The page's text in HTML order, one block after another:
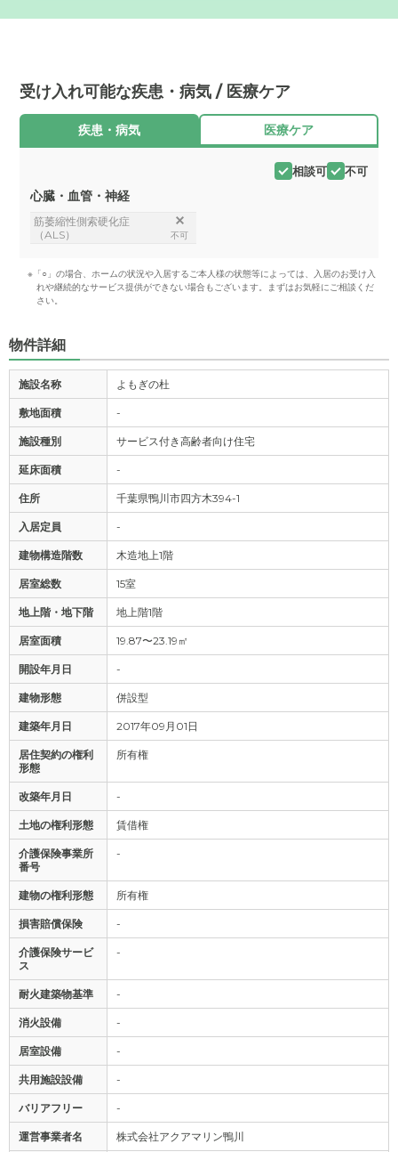
受け入れ可能な疾患・病気 / 医療ケア
疾患・病気 医療ケア
相談可 不可
心臓・血管・神経
筋萎縮性側索硬化症
（ALS）
不可
※「○」の場合、ホームの状況や入居するご本人様の状態等によっては、入居のお受け入
れや継続的なサービス提供ができない場合もございます。まずはお気軽にご相談くだ
さい。
物件詳細
施設名称 よもぎの杜
敷地面積 -
施設種別 サービス付き高齢者向け住宅
延床面積 -
住所 千葉県鴨川市四方木394-1
入居定員 -
建物構造階数 木造地上1階
居室総数 15室
地上階・地下階 地上階1階
居室面積 19.87〜23.19㎡
開設年月日 -
建物形態 併設型
建築年月日 2017年09月01日
居住契約の権利
形態
所有権
改築年月日 -
土地の権利形態 賃借権
介護保険事業所
番号
-
建物の権利形態 所有権
損害賠償保険 -
介護保険サービ
ス
-
耐火建築物基準 -
消火設備 -
居室設備 -
共用施設設備 -
バリアフリー -
運営事業者名 株式会社アクアマリン鴨川